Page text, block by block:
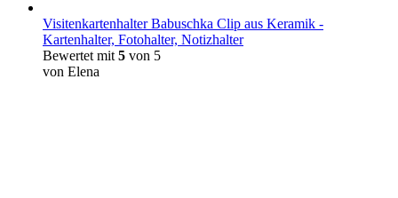
Visitenkartenhalter Babuschka Clip aus Keramik -
Kartenhalter, Fotohalter, Notizhalter
Bewertet mit 5 von 5
von Elena